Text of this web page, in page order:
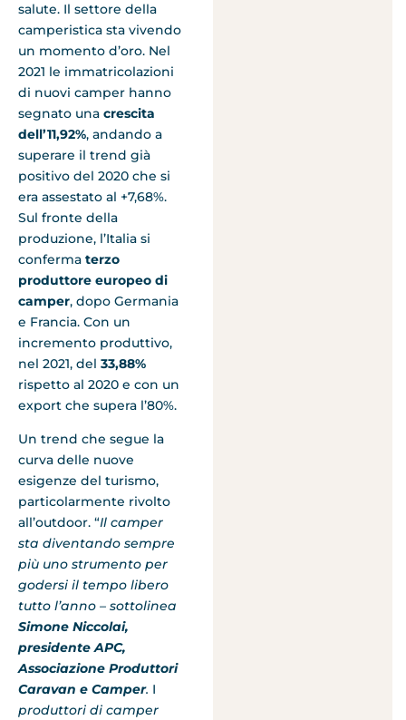
salute. Il settore della
camperistica sta vivendo
un momento d’oro. Nel
2021 le immatricolazioni
di nuovi camper hanno
segnato una crescita
dell’11,92%, andando a
superare il trend già
positivo del 2020 che si
era assestato al +7,68%.
Sul fronte della
produzione, l’Italia si
conferma terzo
produttore europeo di
camper, dopo Germania
e Francia. Con un
incremento produttivo,
nel 2021, del 33,88%
rispetto al 2020 e con un
export che supera l’80%.
Un trend che segue la
curva delle nuove
esigenze del turismo,
particolarmente rivolto
all’outdoor. “Il camper
sta diventando sempre
più uno strumento per
godersi il tempo libero
tutto l’anno – sottolinea
Simone Niccolai,
presidente APC,
Associazione Produttori
Caravan e Camper. I
produttori di camper